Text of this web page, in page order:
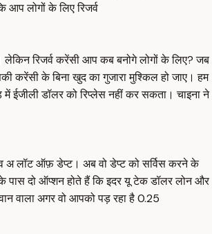
आप लोगों के लिए रिजर्व
रिजर्व करेंसी आप कब बनोगे लोगों के लिए? जब
करेंसी के बिना खुद का गुजारा मुश्किल हो जाए। हम
में ईजीली डॉलर को रिप्लेस नहीं कर सकता। चाइना ने
अ लॉट ऑफ़ डेप्ट। अब वो डेप्ट को सर्विस करने के
दो ऑप्शन होते हैं कि इदर यू टेक डॉलर लोन और
वाला अगर वो आपको पड़ रहा है 0.25